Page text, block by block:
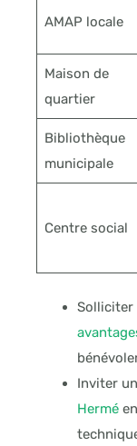
AMAP locale
Maison de
quartier
Bibliothèque
municipale
Centre social
Solliciter
Inviter
Hermé